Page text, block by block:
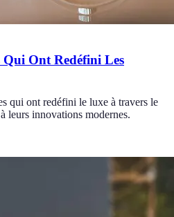
Ont Redéfini Les
qui ont redéfini le luxe à travers le
leurs innovations modernes.